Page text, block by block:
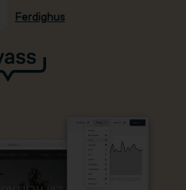
Ferdighus